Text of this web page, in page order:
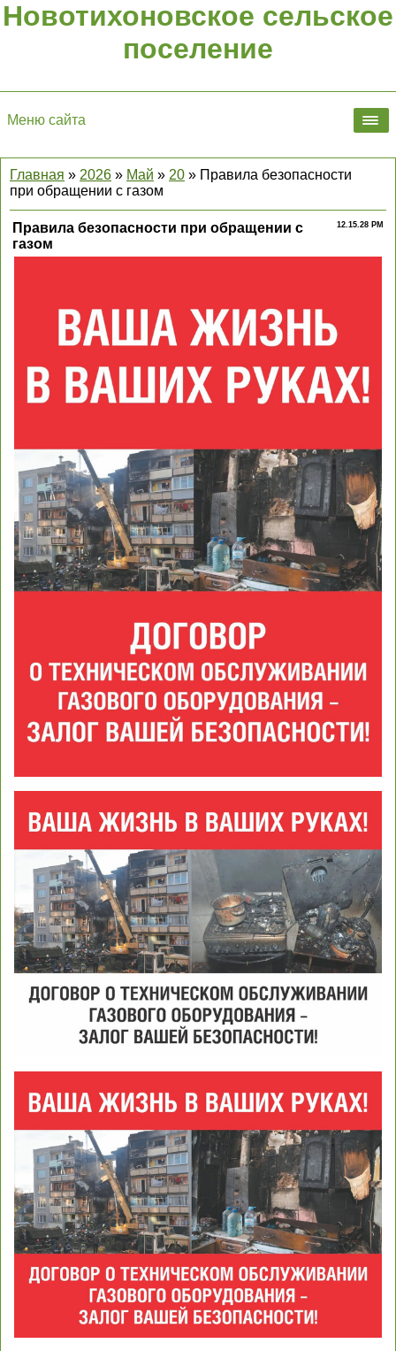
Новотихоновское сельское
поселение
Меню сайта
Главная » 2026 » Май » 20 » Правила безопасности
при обращении с газом
12.15.28 PM
Правила безопасности при обращении с
газом